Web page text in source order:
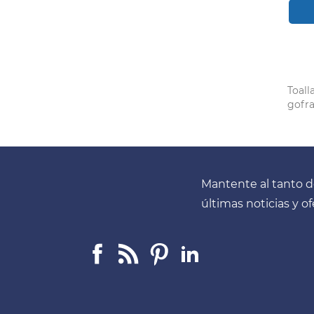
Mantente al tanto
últimas noticias y
FacebookLinkedinPinterest